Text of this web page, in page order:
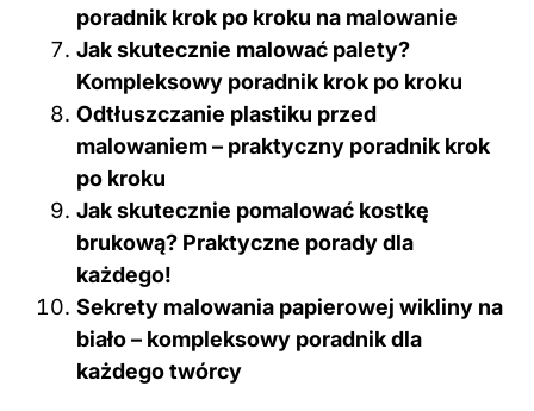
poradnik krok po kroku na malowanie
Jak skutecznie malować palety?
Kompleksowy poradnik krok po kroku
Odtłuszczanie plastiku przed
malowaniem – praktyczny poradnik krok
po kroku
Jak skutecznie pomalować kostkę
brukową? Praktyczne porady dla
każdego!
Sekrety malowania papierowej wikliny na
biało – kompleksowy poradnik dla
każdego twórcy